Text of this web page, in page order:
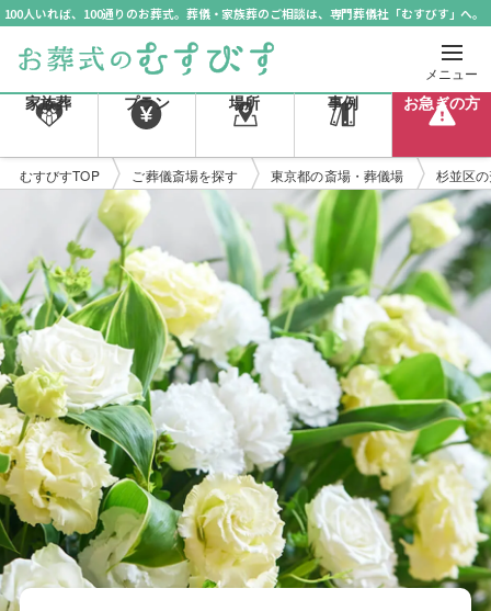
100人いれば、100通りのお葬式。葬儀・家族葬のご相談は、専門葬儀社「むすびす」へ。
メニュー
家族葬 プラン 場所 事例 お急ぎの方
むすびすTOP ご葬儀斎場を探す 東京都の斎場・葬儀場 杉並区